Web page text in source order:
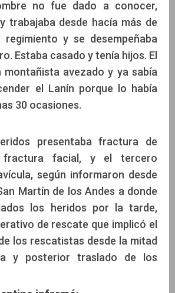
no fue dado a conocer,
trabajaba desde hacía más de
y se desempeñaba
Estaba casado y tenía hijos. El
montañista avezado y ya sabía
el Lanín porque lo había
30 ocasiones.
presentaba fractura de
fractura facial, y el tercero
según informaron desde
Martín de los Andes a donde
los heridos por la tarde,
de rescate que implicó el
los rescatistas desde la mitad
y posterior traslado de los